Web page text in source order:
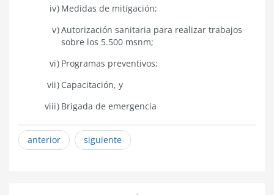
Medidas de mitigación;
Autorización sanitaria para realizar trabajos
sobre los 5.500 msnm;
Programas preventivos;
Capacitación, y
Brigada de emergencia
anterior siguiente